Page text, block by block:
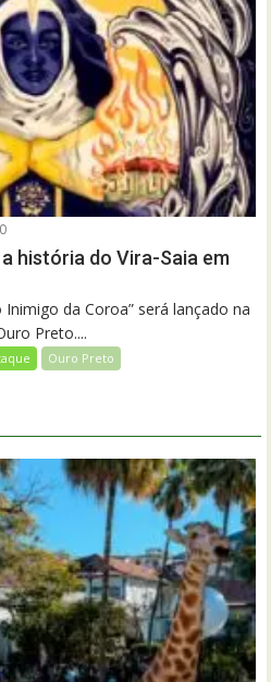
0
história do Vira-Saia em
da Coroa” será lançado na
Preto....
Ouro Preto